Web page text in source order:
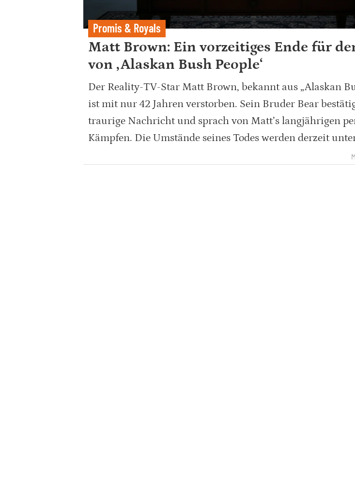
Promis & Royals
Matt Brown: Ein vorzeitiges Ende für
von ‚Alaskan Bush People‘
Der Reality-TV-Star Matt Brown, bekannt aus „Alaskan
ist mit nur 42 Jahren verstorben. Sein Bruder Bear
traurige Nachricht und sprach von Matt’s langjährigen
Kämpfen. Die Umstände seines Todes werden derzeit